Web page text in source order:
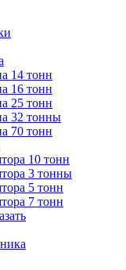
14 тонн
16 тонн
25 тонн
32 тонны
70 тонн
10 тонн
3 тонны
5 тонн
7 тонн